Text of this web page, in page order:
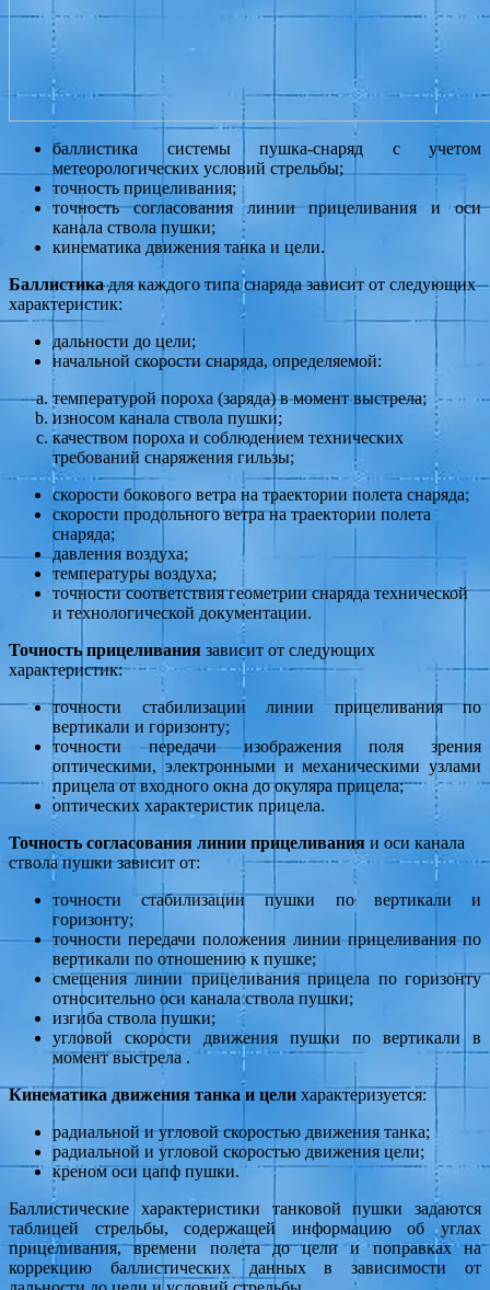
баллистика системы пушка-снаряд с учетом
метеорологических условий стрельбы;
точность прицеливания;
точность согласования линии прицеливания и оси
канала ствола пушки;
кинематика движения танка и цели.
Баллистикадля каждого типа снаряда зависит от следующих
характеристик:
дальности до цели;
начальной скорости снаряда, определяемой:
температурой пороха (заряда) в момент выстрела;
износом канала ствола пушки;
качеством пороха и соблюдением технических
требований снаряжения гильзы;
скорости бокового ветра на траектории полета снаряда;
скорости продольного ветра на траектории полета
снаряда;
давления воздуха;
температуры воздуха;
точности соответствия геометрии снаряда технической
и технологической документации.
Точность прицеливания зависит от следующих
характеристик:
точности стабилизации линии прицеливания по
вертикали и горизонту;
точности передачи изображения поля зрения
оптическими, электронными и механическими узлами
прицела от входного окна до окуляра прицела;
оптических характеристик прицела.
Точность согласования линии прицеливания и оси канала
ствола пушки зависит от:
точности стабилизации пушки по вертикали и
горизонту;
точности передачи положения линии прицеливания по
вертикали по отношению к пушке;
смещения линии прицеливания прицела по горизонту
относительно оси канала ствола пушки;
изгиба ствола пушки;
угловой скорости движения пушки по вертикали в
момент выстрела .
Кинематика движения танка и цели характеризуется:
радиальной и угловой скоростью движения танка;
радиальной и угловой скоростью движения цели;
креном оси цапф пушки.
Баллистические характеристики танковой пушки задаются
таблицей стрельбы, содержащей информацию об углах
прицеливания, времени полета до цели и поправках на
коррекцию баллистических данных в зависимости от